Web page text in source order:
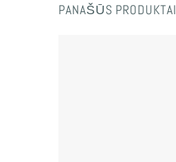
PANAŠŪS PRODUKTAI